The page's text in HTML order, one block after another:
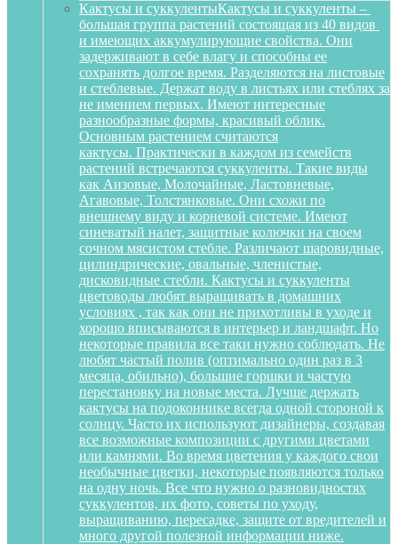
Кактусы и суккулентыКактусы и суккуленты –
большая группа растений состоящая из 40 видов
и имеющих аккумулирующие свойства. Они
задерживают в себе влагу и способны ее
сохранять долгое время. Разделяются на листовые
и стеблевые. Держат воду в листьях или стеблях за
не имением первых. Имеют интересные
разнообразные формы, красивый облик.
Основным растением считаются
кактусы. Практически в каждом из семейств
растений встречаются суккуленты. Такие виды
как Аизовые, Молочайные, Ластовневые,
Агавовые, Толстянковые. Они схожи по
внешнему виду и корневой системе. Имеют
синеватый налет, защитные колючки на своем
сочном мясистом стебле. Различают шаровидные,
цилиндрические, овальные, членистые,
дисковидные стебли. Кактусы и суккуленты
цветоводы любят выращивать в домашних
условиях , так как они не прихотливы в уходе и
хорошо вписываются в интерьер и ландшафт. Но
некоторые правила все таки нужно соблюдать. Не
любят частый полив (оптимально один раз в 3
месяца, обильно), большие горшки и частую
перестановку на новые места. Лучше держать
кактусы на подоконнике всегда одной стороной к
солнцу. Часто их используют дизайнеры, создавая
все возможные композиции с другими цветами
или камнями. Во время цветения у каждого свои
необычные цветки, некоторые появляются только
на одну ночь. Все что нужно о разновидностях
суккулентов, их фото, советы по уходу,
выращиванию, пересадке, защите от вредителей и
много другой полезной информации ниже.